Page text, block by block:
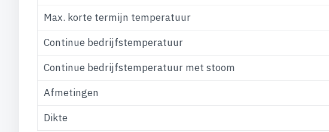
Max. korte termijn temperatuur
Continue bedrijfstemperatuur
Continue bedrijfstemperatuur met stoom
Afmetingen
Dikte